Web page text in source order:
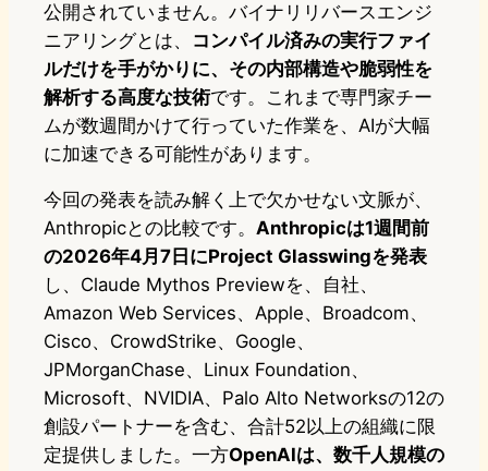
公開されていません。バイナリリバースエンジ
ニアリングとは、 コンパイル済みの実行ファイ
ルだけを手がかりに、その内部構造や脆弱性を
解析する高度な技術です。これまで専門家チー
ムが数週間かけて行っていた作業を、AIが大幅
に加速できる可能性があります。
今回の発表を読み解く上で欠かせない文脈が、
Anthropicとの比較です。 Anthropicは1週間前
の2026年4月7日にProject Glasswingを発表
し、Claude Mythos Previewを、自社、
Amazon Web Services、Apple、Broadcom、
Cisco、CrowdStrike、Google、
JPMorganChase、Linux Foundation、
Microsoft、NVIDIA、Palo Alto Networksの12の
創設パートナーを含む、合計52以上の組織に限
定提供しました。一方OpenAIは、数千人規模の